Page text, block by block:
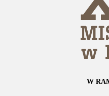
W